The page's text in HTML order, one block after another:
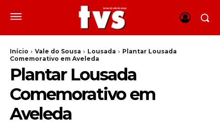
Início Vale do Sousa Lousada
Plantar Lousada
Comemorativo em Aveleda
Plantar Lousada
Comemorativo em
Aveleda